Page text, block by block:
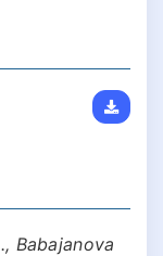
Babajanova